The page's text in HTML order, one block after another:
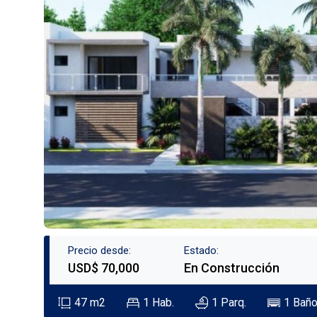
Precio desde:
USD$ 70,000
Estado:
En Construcción
47 m2 1 Hab. 1 Parq. 1